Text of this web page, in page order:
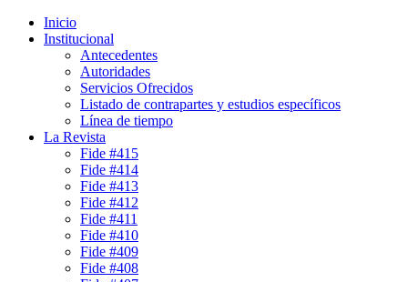
Inicio
Institucional
Antecedentes
Autoridades
Servicios Ofrecidos
Listado de contrapartes y estudios específicos
Línea de tiempo
La Revista
Fide #415
Fide #414
Fide #413
Fide #412
Fide #411
Fide #410
Fide #409
Fide #408